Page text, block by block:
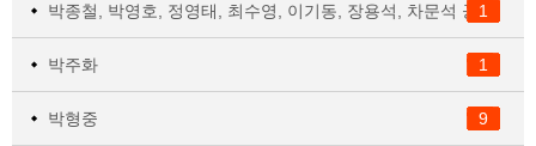
1
박종철, 박영호, 정영태, 최수영, 이기동, 장용석, 차문석 공저
1
박주화
9
박형중